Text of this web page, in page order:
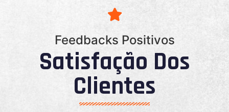
Feedbacks Positivos
Satisfação Dos
Clientes